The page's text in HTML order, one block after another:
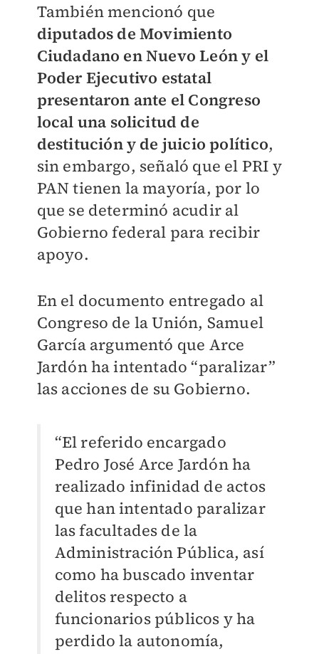
También mencionó que
diputados de Movimiento
Ciudadano en Nuevo León y el
Poder Ejecutivo estatal
presentaron ante el Congreso
local una solicitud de
destitución y de juicio político,
sin embargo, señaló que el PRI y
PAN tienen la mayoría, por lo
que se determinó acudir al
Gobierno federal para recibir
apoyo.
En el documento entregado al
Congreso de la Unión, Samuel
García argumentó que Arce
Jardón ha intentado “paralizar”
las acciones de su Gobierno.
“El referido encargado
Pedro José Arce Jardón ha
realizado infinidad de actos
que han intentado paralizar
las facultades de la
Administración Pública, así
como ha buscado inventar
delitos respecto a
funcionarios públicos y ha
perdido la autonomía,